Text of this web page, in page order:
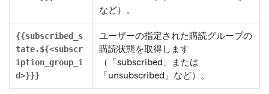
など）。
{{subscribed_s
tate.${<subscr
iption_group_i
d>}}}
ユーザーの指定された購読グループの
購読状態を取得します
（「subscribed」または
「unsubscribed」など）。